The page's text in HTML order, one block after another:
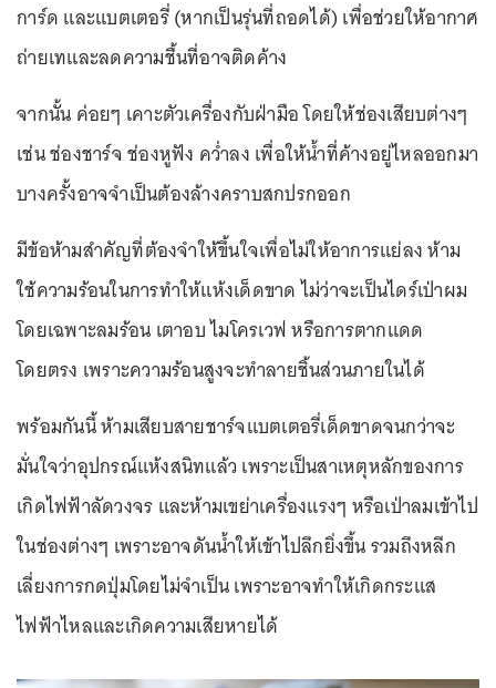
การ์ด และแบตเตอรี่ (หากเป็นรุ่นที่ถอดได้) เพื่อช่วยให้อากาศ
ถ่ายเทและลดความชื้นที่อาจติดค้าง
จากนั้น ค่อยๆ เคาะตัวเครื่องกับฝ่ามือ โดยให้ช่องเสียบต่างๆ
เช่น ช่องชาร์จ ช่องหูฟัง คว่ำลง เพื่อให้น้ำที่ค้างอยู่ไหลออกมา
บางครั้งอาจจำเป็นต้องล้างคราบสกปรกออก
มีข้อห้ามสำคัญที่ต้องจำให้ขึ้นใจเพื่อไม่ให้อาการแย่ลง ห้าม
ใช้ความร้อนในการทำให้แห้งเด็ดขาด ไม่ว่าจะเป็นไดร์เป่าผม
โดยเฉพาะลมร้อน เตาอบ ไมโครเวฟ หรือการตากแดด
โดยตรง เพราะความร้อนสูงจะทำลายชิ้นส่วนภายในได้
พร้อมกันนี้ ห้ามเสียบสายชาร์จแบตเตอรี่เด็ดขาดจนกว่าจะ
มั่นใจว่าอุปกรณ์แห้งสนิทแล้ว เพราะเป็นสาเหตุหลักของการ
เกิดไฟฟ้าลัดวงจร และห้ามเขย่าเครื่องแรงๆ หรือเป่าลมเข้าไป
ในช่องต่างๆ เพราะอาจดันน้ำให้เข้าไปลึกยิ่งขึ้น รวมถึงหลีก
เลี่ยงการกดปุ่มโดยไม่จำเป็น เพราะอาจทำให้เกิดกระแส
ไฟฟ้าไหลและเกิดความเสียหายได้